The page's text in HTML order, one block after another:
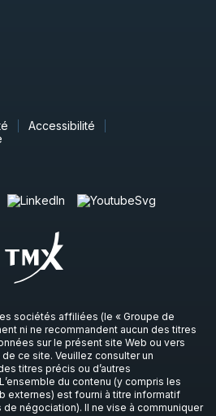
Accessibilité
sociétés affiliées (le « Groupe de
ni ne recommandent aucun des titres
sur le présent site Web ou vers
ce site. Veuillez consulter un
titres précis ou d’autres
du contenu (y compris les
externes) est fourni à titre informatif
négociation). Il ne vise à communiquer